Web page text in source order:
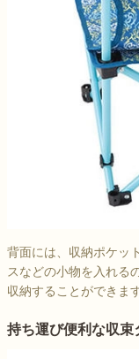
背面には、収納ポケッ
スなどの小物を入れる
収納することができます
持ち運び便利な収束